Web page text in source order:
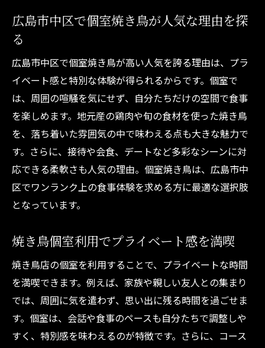
広島市中区で個室焼き鳥が人気な理由を探
る
広島市中区で個室焼き鳥が高い人気を誇る理由は、プラ
イベート感と特別な体験が得られるからです。個室で
は、周囲の喧騒を気にせず、自分たちだけの空間で食事
を楽しめます。地元産の鶏肉や旬の食材を使った焼き鳥
を、落ち着いた雰囲気の中で味わえる点も大きな魅力で
す。さらに、接待や会食、デートなど多彩なシーンに対
応できる柔軟さも人気の理由。個室焼き鳥は、広島市中
区でワンランク上の食事体験を求める方に最適な選択肢
となっています。
焼き鳥個室利用でプライベート感を満喫
焼き鳥店の個室を利用することで、プライベートな時間
を満喫できます。例えば、家族や親しい友人との集まり
では、周囲に気を遣わず、思い出に残る時間を過ごせま
す。個室は、会話や食事のペースも自分たちで調整しや
すく、特別感を味わえるのが特徴です。さらに、コース